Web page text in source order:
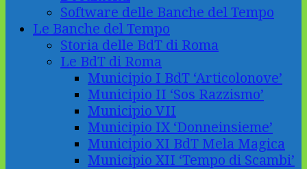
Software delle Banche del Tempo
Le Banche del Tempo
Storia delle BdT di Roma
Le BdT di Roma
Municipio I BdT ‘Articolonove’
Municipio II ‘Sos Razzismo’
Municipio VII
Municipio IX ‘Donneinsieme’
Municipio XI BdT Mela Magica
Municipio XII ‘Tempo di Scambi’